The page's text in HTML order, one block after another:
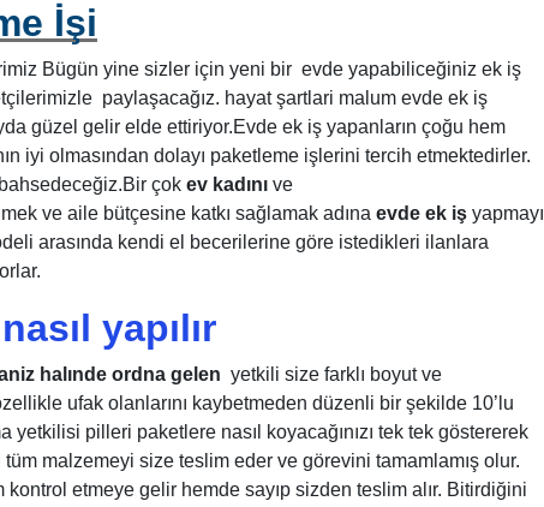
İşi
Bügün yine sizler için yeni bir evde yapabiliceğiniz ek iş
paylaşacağız. hayat şartlari malum evde ek iş
güzel gelir elde ettiriyor.Evde ek iş yapanların çoğu hem
iyi olmasından dolayı paketleme işlerini tercih etmektedirler.
çok ev kadını ve
ve aile bütçesine katkı sağlamak adına evde ek iş yapmayı
arasında kendi el becerilerine göre istedikleri ilanlara
yapılır
halınde ordna gelen yetkili size farklı boyut ve
ufak olanlarını kaybetmeden düzenli bir şekilde 10’lu
pilleri paketlere nasıl koyacağınızı tek tek göstererek
malzemeyi size teslim eder ve görevini tamamlamış olur.
etmeye gelir hemde sayıp sizden teslim alır. Bitirdiğini